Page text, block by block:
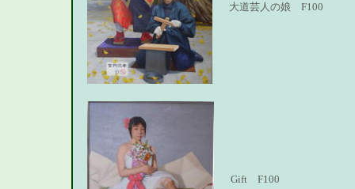
大道芸人の娘 F100
Gift F100